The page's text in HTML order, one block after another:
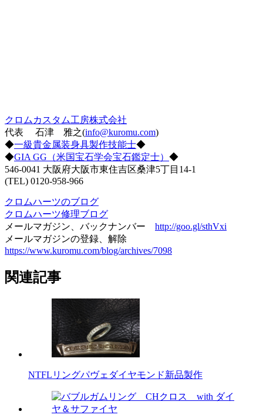
クロムカスタム工房株式会社
代表 石津 雅之(info@kuromu.com)
◆一級貴金属装身具製作技能士◆
◆GIA GG（米国宝石学会宝石鑑定士） ◆
546-0041 大阪府大阪市東住吉区桑津5丁目14-1
(TEL) 0120-958-966
クロムハーツのブログ
クロムハーツ修理ブログ
メールマガジン、バックナンバー http://goo.gl/sthVxi
メールマガジンの登録、解除
https://www.kuromu.com/blog/archives/7098
関連記事
NTFLリングパヴェダイヤモンド新品製作